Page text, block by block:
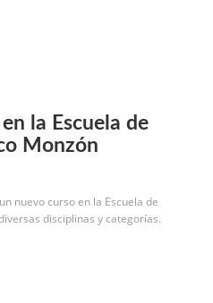
la Escuela de
Monzón
nuevo curso en la Escuela de
disciplinas y categorías.